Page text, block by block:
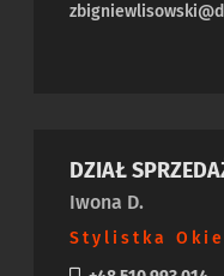
DZIAŁ
Iwona D.
Stylistka